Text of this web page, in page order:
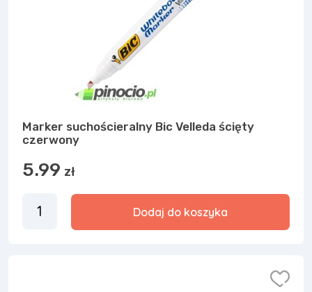
Marker suchościeralny Bic Velleda ścięty
czerwony
5.99 zł
Dodaj do koszyka